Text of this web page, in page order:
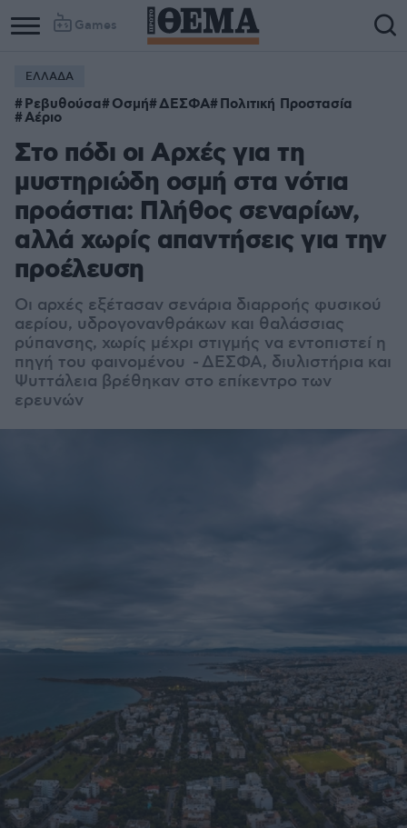
Games
ΕΛΛΑΔΑ
Ρεβυθούσα Οσμή ΔΕΣΦΑ Πολιτική Προστασία
Αέριο
Στο πόδι οι Αρχές για τη
μυστηριώδη οσμή στα νότια
προάστια: Πλήθος σεναρίων,
αλλά χωρίς απαντήσεις για την
προέλευση
Οι αρχές εξέτασαν σενάρια διαρροής φυσικού
αερίου, υδρογονανθράκων και θαλάσσιας
ρύπανσης, χωρίς μέχρι στιγμής να εντοπιστεί η
πηγή του φαινομένου - ΔΕΣΦΑ, διυλιστήρια και
Ψυττάλεια βρέθηκαν στο επίκεντρο των
ερευνών